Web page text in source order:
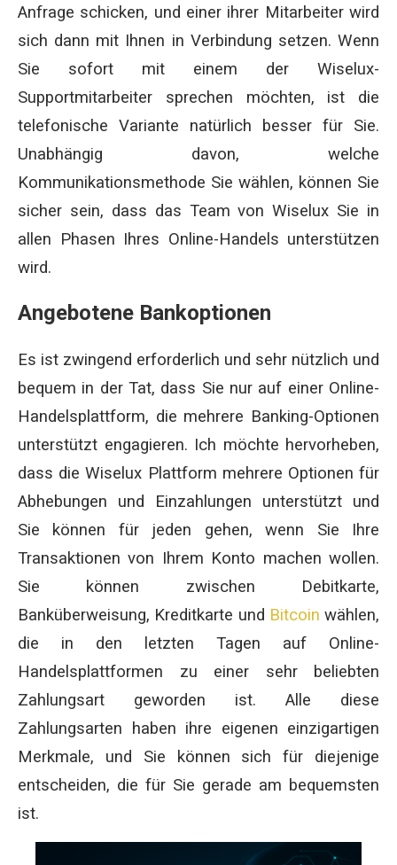
Anfrage schicken, und einer ihrer Mitarbeiter wird
sich dann mit Ihnen in Verbindung setzen. Wenn
Sie sofort mit einem der Wiselux-
Supportmitarbeiter sprechen möchten, ist die
telefonische Variante natürlich besser für Sie.
Unabhängig davon, welche
Kommunikationsmethode Sie wählen, können Sie
sicher sein, dass das Team von Wiselux Sie in
allen Phasen Ihres Online-Handels unterstützen
wird.
Angebotene Bankoptionen
Es ist zwingend erforderlich und sehr nützlich und
bequem in der Tat, dass Sie nur auf einer Online-
Handelsplattform, die mehrere Banking-Optionen
unterstützt engagieren. Ich möchte hervorheben,
dass die Wiselux Plattform mehrere Optionen für
Abhebungen und Einzahlungen unterstützt und
Sie können für jeden gehen, wenn Sie Ihre
Transaktionen von Ihrem Konto machen wollen.
Sie können zwischen Debitkarte,
Banküberweisung, Kreditkarte und Bitcoin wählen,
die in den letzten Tagen auf Online-
Handelsplattformen zu einer sehr beliebten
Zahlungsart geworden ist. Alle diese
Zahlungsarten haben ihre eigenen einzigartigen
Merkmale, und Sie können sich für diejenige
entscheiden, die für Sie gerade am bequemsten
ist.